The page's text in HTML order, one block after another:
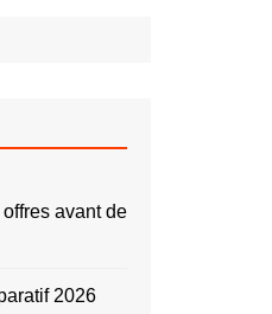
avant de
2026